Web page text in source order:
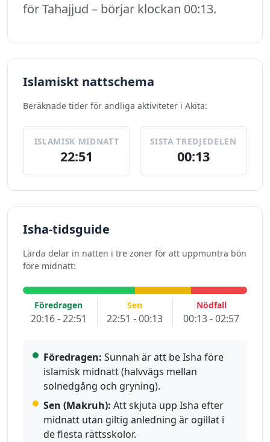
för Tahajjud – börjar klockan 00:13.
Islamiskt nattschema
Beräknade tider för andliga aktiviteter i Akita:
ISLAMISK MIDNATT
22:51
SISTA TREDJEDELEN
00:13
Isha-tidsguide
Lärda delar in natten i tre zoner för att uppmuntra bön
före midnatt:
Föredragen
20:16 - 22:51
Sen
22:51 - 00:13
Nödfall
00:13 - 02:57
Föredragen: Sunnah är att be Isha före
islamisk midnatt (halvvägs mellan
solnedgång och gryning).
Sen (Makruh): Att skjuta upp Isha efter
midnatt utan giltig anledning är ogillat i
de flesta rättsskolor.